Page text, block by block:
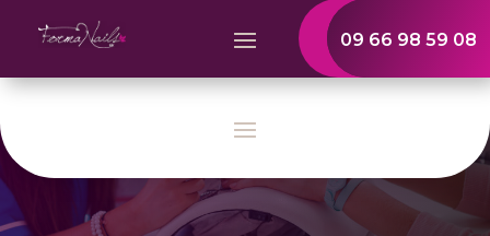
09 66 98 59 08